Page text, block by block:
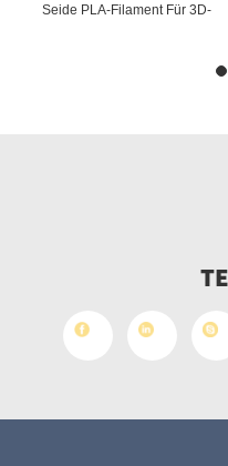
Seide PLA-Filament Für 3D-